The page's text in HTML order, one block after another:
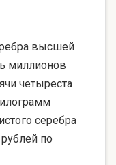
высшей
миллионов
четыреста
серебра
по